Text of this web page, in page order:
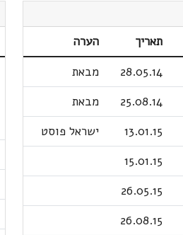
תאריך
הערה
28.05.14
מבאת
25.08.14
מבאת
13.01.15
ישראל פוסט
15.01.15
26.05.15
26.08.15